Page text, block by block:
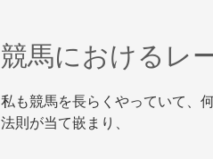
競馬におけるレ
私も競馬を長らくやっていて、
法則が当て嵌まり、